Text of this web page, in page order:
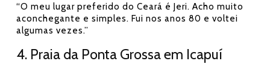
“O meu lugar preferido do Ceará é Jeri. Acho muito
aconchegante e simples. Fui nos anos 80 e voltei
algumas vezes.”
4. Praia da Ponta Grossa em Icapuí